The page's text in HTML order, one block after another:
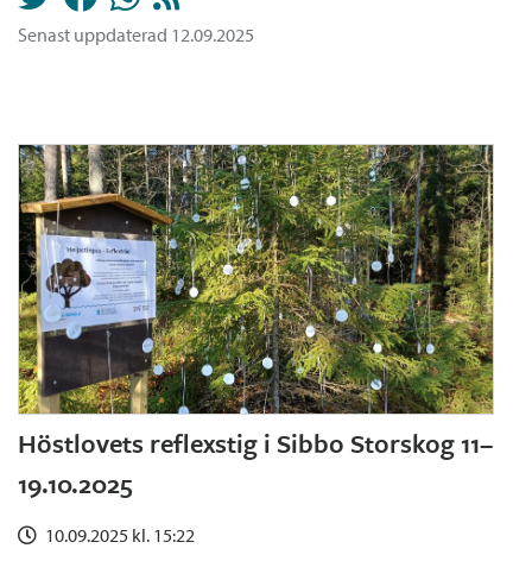
Senast uppdaterad 12.09.2025
Höstlovets reflexstig i Sibbo Storskog 11–
19.10.2025
10.09.2025 kl. 15:22